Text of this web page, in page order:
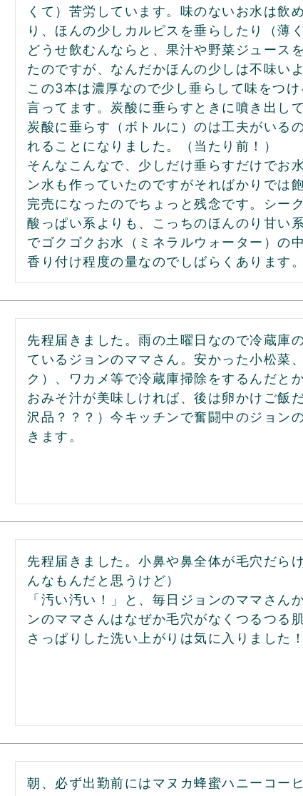
くて）苦労しています。味のないお水は飲
り、ほんの少しカルピスを垂らしたり（薄
どうせ飲むんならと、果汁や野菜ジュース
たのですが、なんだかほんの少しは不味い
この3本は濃厚なので少し垂らして味をつ
言ってます。炭酸に垂らすときに噴き出し
炭酸に垂らす（ボトルに）のは工夫がいる
れることになりました。（当たり前！）
そんなこんなで、少しだけ垂らすだけでお
ン水も作っていたのですがそればかりでは
完売になったのでちょっと残念です。シー
酸っぱい系よりも、こっちのほんのり甘い
でゴクゴクお水（ミネラルウォーター）の
香り付け程度の量なのでしばらくあります。
先程届きました。雨の土曜日なので冷蔵庫
ているジョンのママさん。安かった小松菜
ク）、ワカメ等で冷蔵庫掃除をするんだとか
おみそ汁が美味しければ、後は卵かけご飯
沢品？？？）今キッチンで奮闘中のジョン
きます。
先程届きました。小鼻や鼻全体が毛穴だら
んなもんだと思うけど）
「汚い汚い！」と、毎日ジョンのママさん
ンのママさんはなぜか毛穴がなくつるつる
さっぱりした洗い上がりは気に入りました
朝、必ず出勤前にはマヌカ蜂蜜ハニーコー